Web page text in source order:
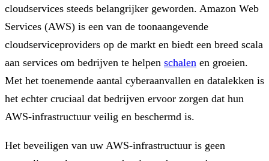
cloudservices steeds belangrijker geworden. Amazon Web
Services (AWS) is een van de toonaangevende
cloudserviceproviders op de markt en biedt een breed scala
aan services om bedrijven te helpen schalen en groeien.
Met het toenemende aantal cyberaanvallen en datalekken is
het echter cruciaal dat bedrijven ervoor zorgen dat hun
AWS-infrastructuur veilig en beschermd is.
Het beveiligen van uw AWS-infrastructuur is geen